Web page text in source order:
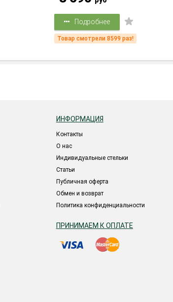
Подробнее
Товар смотрели 8599 раз!
ИНФОРМАЦИЯ
Контакты
О нас
Индивидуальные стельки
Статьи
Публичная оферта
Обмен и возврат
Политика конфиденциальности
ПРИНИМАЕМ К ОПЛАТЕ